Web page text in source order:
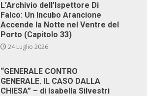
L’Archivio dell’Ispettore Di
Falco: Un Incubo Arancione
Accende la Notte nel Ventre del
Porto (Capitolo 33)
24 Luglio 2026
“GENERALE CONTRO
GENERALE. IL CASO DALLA
CHIESA” – di Isabella Silvestri